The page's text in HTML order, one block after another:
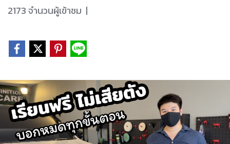
2173 จำนวนผู้เข้าชม |